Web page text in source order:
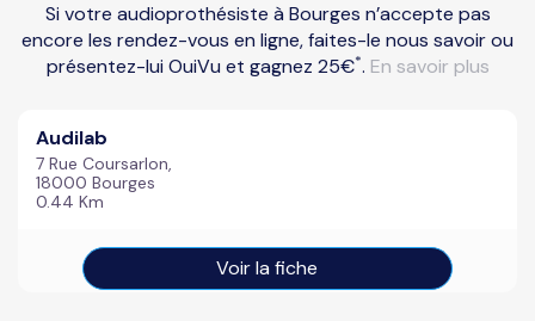
Si votre audioprothésiste à Bourges n’accepte pas
encore les rendez-vous en ligne, faites-le nous savoir ou
présentez-lui OuiVu et gagnez 25€*. En savoir plus
Audilab
7 Rue Coursarlon,
18000 Bourges
0.44 Km
Voir la fiche